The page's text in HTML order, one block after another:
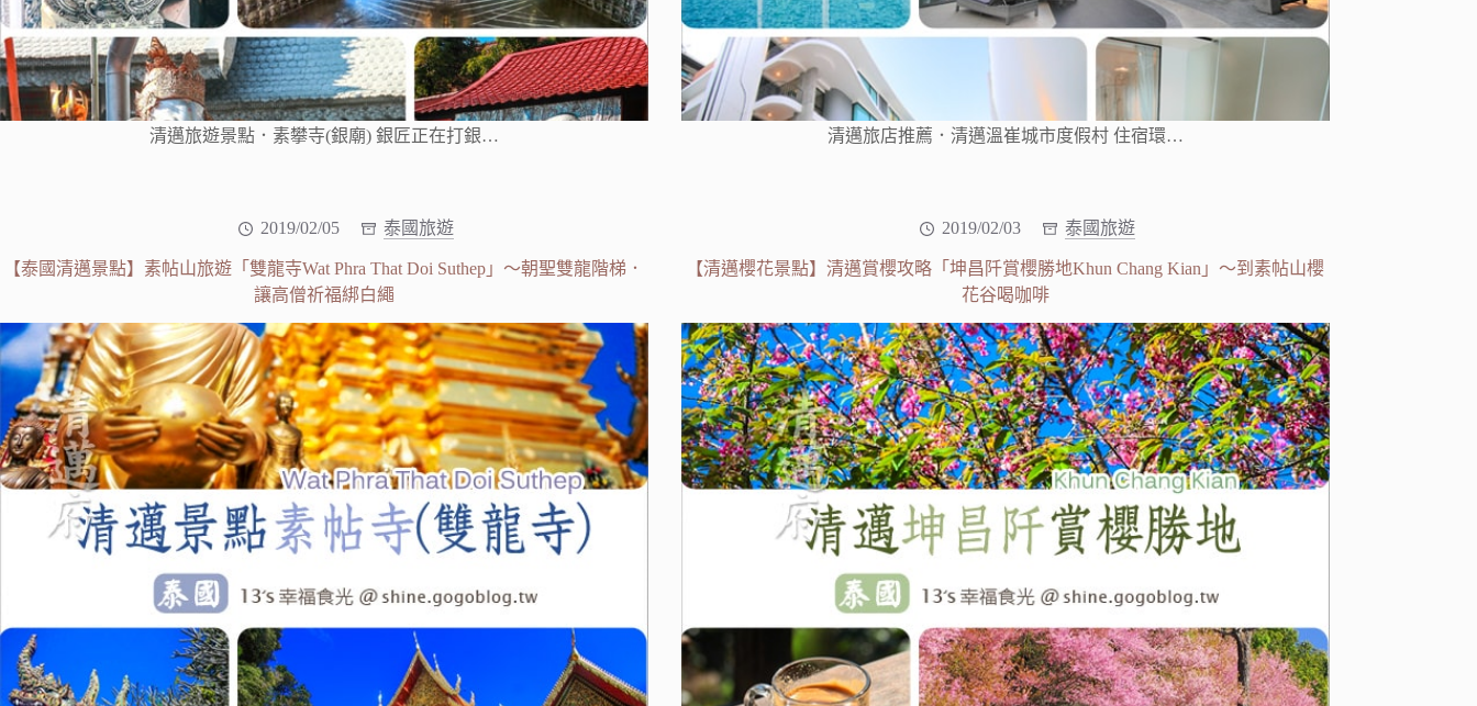
清邁旅遊景點．素攀寺(銀廟) 銀匠正在打銀… 清邁旅店推薦．清邁溫崔城市度假村 住宿環…
2019/02/05 泰國旅遊
【泰國清邁景點】素帖山旅遊「雙龍寺Wat Phra That Doi Suthep」～朝聖雙龍階梯．
讓高僧祈福綁白繩
2019/02/03 泰國旅遊
【清邁櫻花景點】清邁賞櫻攻略「坤昌阡賞櫻勝地Khun Chang Kian」～到素帖山櫻
花谷喝咖啡